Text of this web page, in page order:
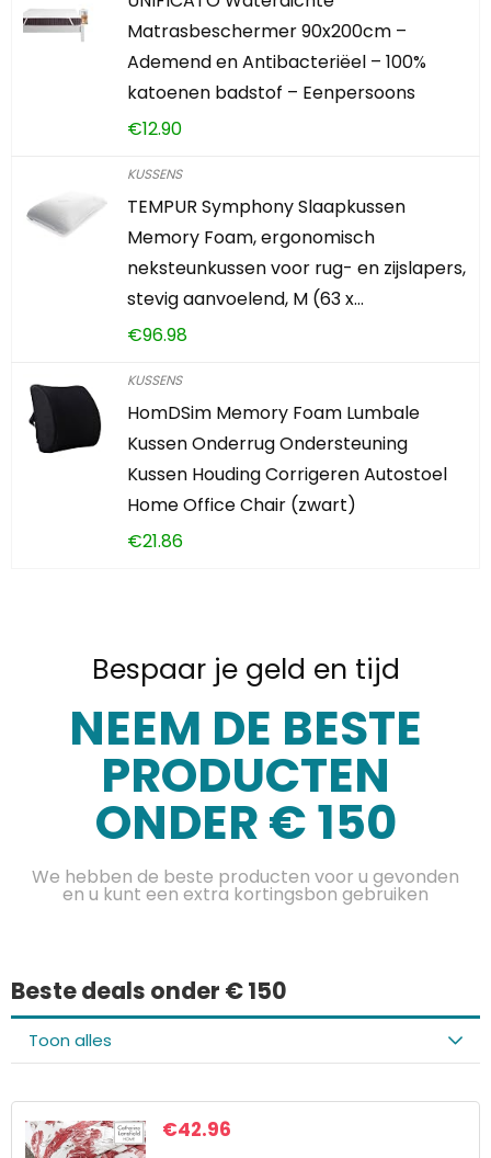
Matrasbeschermer 90x200cm –
Ademend en Antibacteriëel – 100%
katoenen badstof – Eenpersoons
€12.90
KUSSENS
TEMPUR Symphony Slaapkussen
Memory Foam, ergonomisch
neksteunkussen voor rug- en zijslapers,
stevig aanvoelend, M (63 x…
€96.98
KUSSENS
HomDSim Memory Foam Lumbale
Kussen Onderrug Ondersteuning
Kussen Houding Corrigeren Autostoel
Home Office Chair (zwart)
€21.86
Bespaar je geld en tijd
NEEM DE BESTE
PRODUCTEN
ONDER € 150
We hebben de beste producten voor u gevonden
en u kunt een extra kortingsbon gebruiken
Beste deals onder € 150
Toon alles
€42.96